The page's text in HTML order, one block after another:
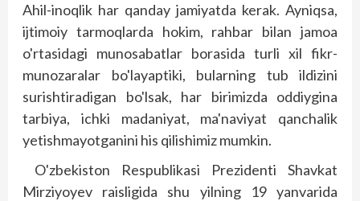
Ahil-inoqlik har qanday jamiyatda kerak. Ayniqsa,
ijtimoiy tarmoqlarda hokim, rahbar bilan jamoa
o'rtasidagi munosabatlar borasida turli xil fikr-
munozaralar bo'layaptiki, bularning tub ildizini
surishtiradigan bo'lsak, har birimizda oddiygina
tarbiya, ichki madaniyat, ma'naviyat qanchalik
yetishmayotganini his qilishimiz mumkin.
O'zbekiston Res­publikasi Prezidenti ­Shavkat
Mirziyoyev raisligida shu yilning 19 yanvarida